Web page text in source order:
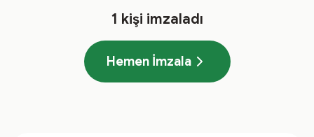
1 kişi imzaladı
Hemen İmzala